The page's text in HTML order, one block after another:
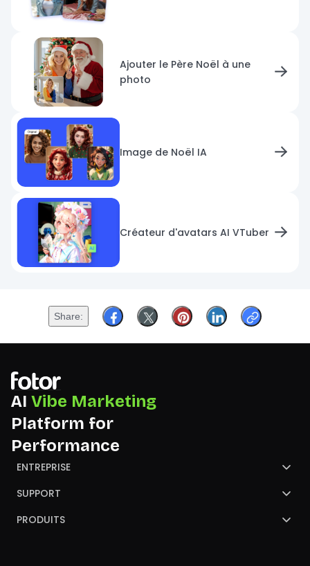
Ajouter le Père Noël à une
photo
Image de Noël IA
Créateur d'avatars AI VTuber
Share
AI Vibe Marketing
Platform for
Performance
ENTREPRISE
À propos de Fotor
Nous contacter
SUPPORT
Centre de Support
PRODUITS